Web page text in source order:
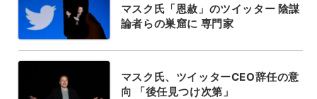
マスク氏「恩赦」のツイッター 陰謀
論者らの巣窟に 専門家
マスク氏、ツイッターCEO辞任の意
向 「後任見つけ次第」